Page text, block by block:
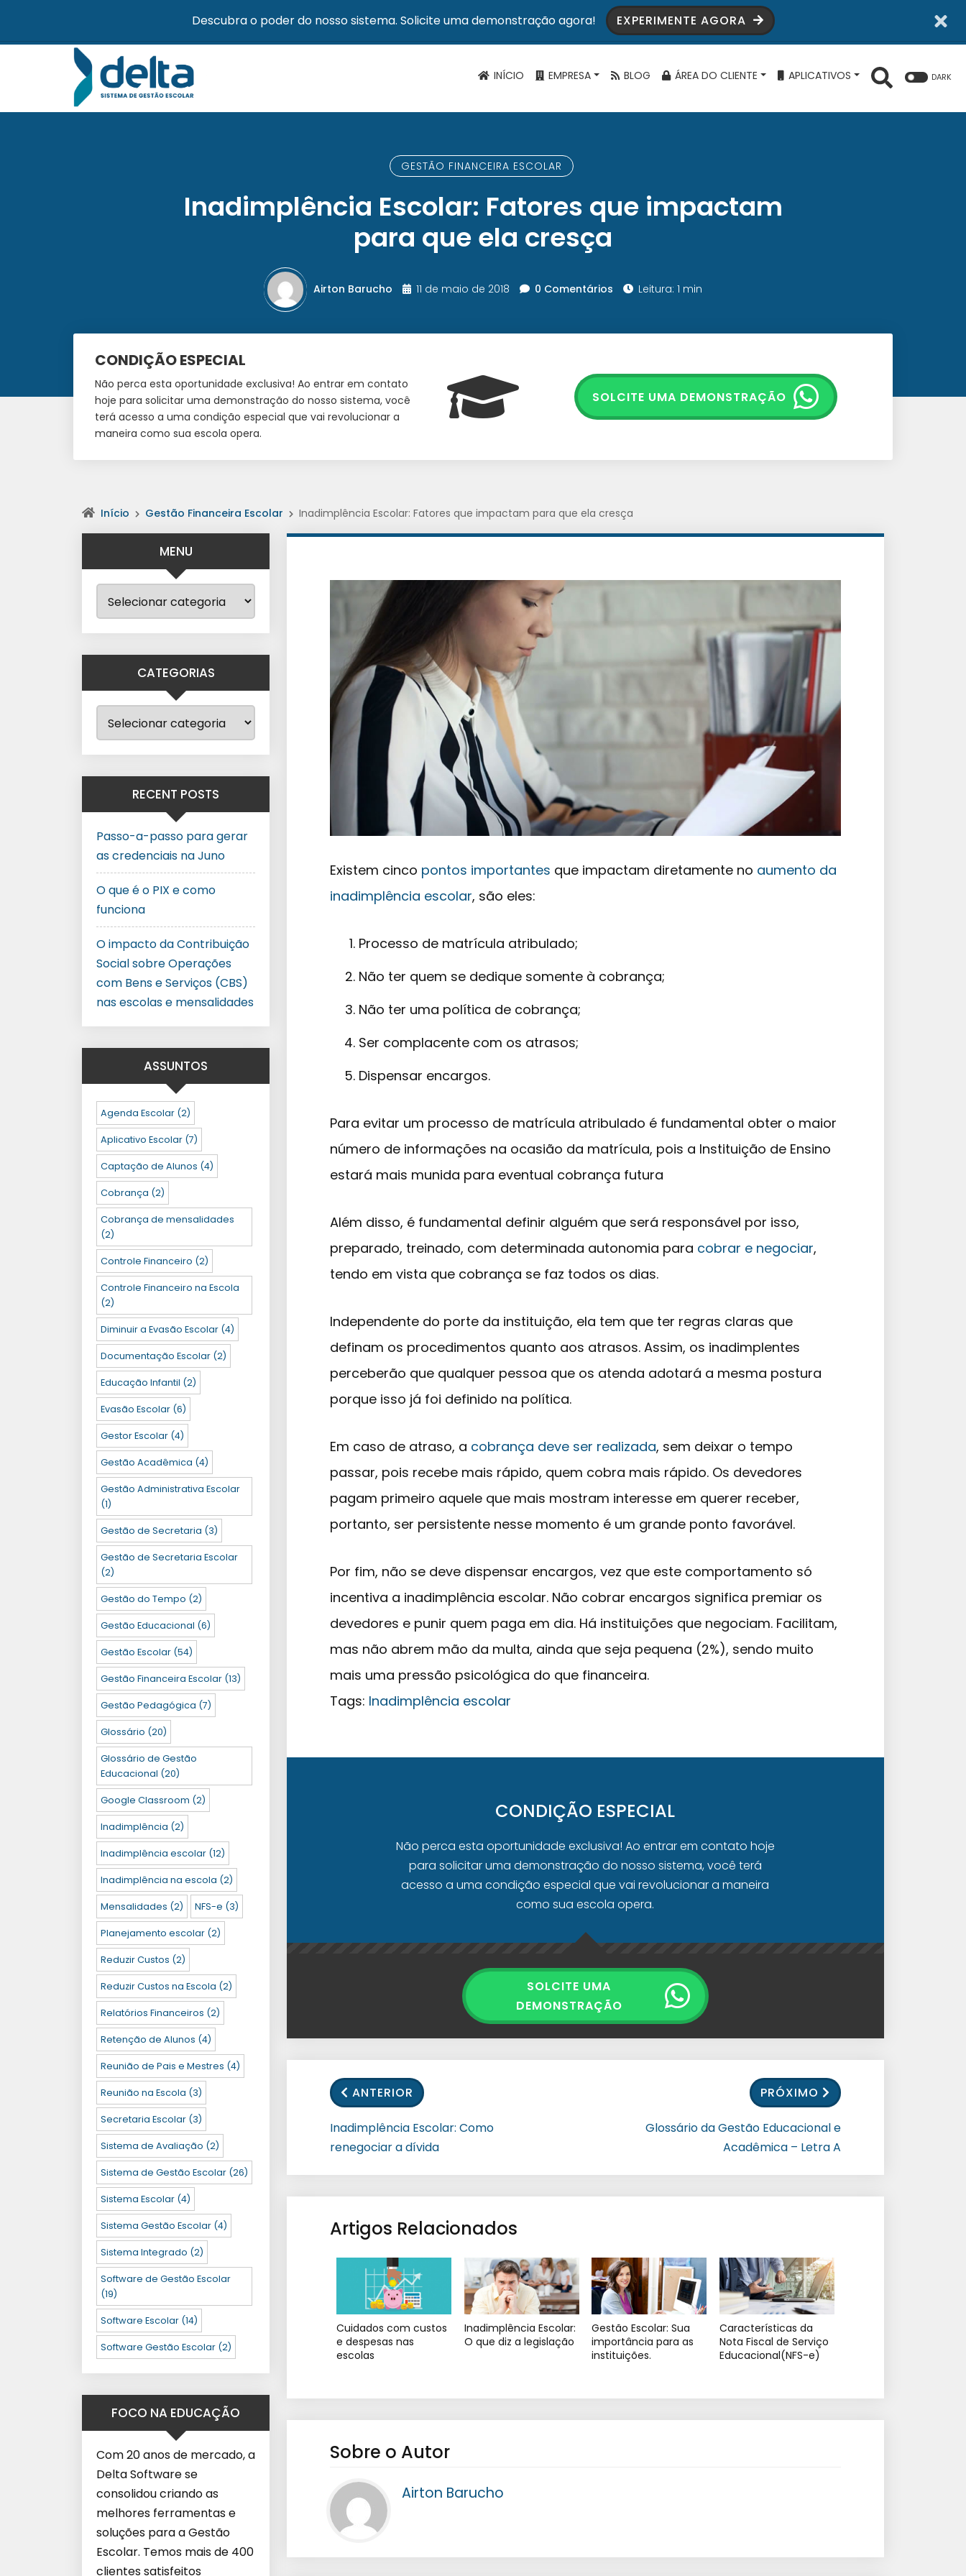
Descubra o poder do nosso sistema. Solicite uma demonstração agora! EXPERIMENTE AGORA
INÍCIO EMPRESA BLOG ÁREA DO CLIENTE APLICATIVOS DARK
GESTÃO FINANCEIRA ESCOLAR
Inadimplência Escolar: Fatores que impactam
para que ela cresça
Airton Barucho 11 de maio de 2018 0 Comentários Leitura: 1 min
CONDIÇÃO ESPECIAL
Não perca esta oportunidade exclusiva! Ao entrar em contato
hoje para solicitar uma demonstração do nosso sistema, você
terá acesso a uma condição especial que vai revolucionar a
maneira como sua escola opera.
SOLCITE UMA DEMONSTRAÇÃO
Início Gestão Financeira Escolar Inadimplência Escolar: Fatores que impactam para que ela cresça
Existem cinco pontos importantes que impactam diretamente no aumento da
inadimplência escolar, são eles:
Processo de matrícula atribulado;
Não ter quem se dedique somente à cobrança;
Não ter uma política de cobrança;
Ser complacente com os atrasos;
Dispensar encargos.
Para evitar um processo de matrícula atribulado é fundamental obter o maior
número de informações na ocasião da matrícula, pois a Instituição de Ensino
estará mais munida para eventual cobrança futura
Além disso, é fundamental definir alguém que será responsável por isso,
preparado, treinado, com determinada autonomia para cobrar e negociar,
tendo em vista que cobrança se faz todos os dias.
Independente do porte da instituição, ela tem que ter regras claras que
definam os procedimentos quanto aos atrasos. Assim, os inadimplentes
perceberão que qualquer pessoa que os atenda adotará a mesma postura
porque isso já foi definido na política.
Em caso de atraso, a cobrança deve ser realizada, sem deixar o tempo
passar, pois recebe mais rápido, quem cobra mais rápido. Os devedores
pagam primeiro aquele que mais mostram interesse em querer receber,
portanto, ser persistente nesse momento é um grande ponto favorável.
Por fim, não se deve dispensar encargos, vez que este comportamento só
incentiva a inadimplência escolar. Não cobrar encargos significa premiar os
devedores e punir quem paga em dia. Há instituições que negociam. Facilitam,
mas não abrem mão da multa, ainda que seja pequena (2%), sendo muito
mais uma pressão psicológica do que financeira.
Tags: Inadimplência escolar
CONDIÇÃO ESPECIAL
Não perca esta oportunidade exclusiva! Ao entrar em contato hoje
para solicitar uma demonstração do nosso sistema, você terá
acesso a uma condição especial que vai revolucionar a maneira
como sua escola opera.
SOLCITE UMA
DEMONSTRAÇÃO
ANTERIOR
Inadimplência Escolar: Como
renegociar a dívida
PRÓXIMO
Glossário da Gestão Educacional e
Acadêmica – Letra A
Artigos Relacionados
Cuidados com custos
e despesas nas
escolas
Inadimplência Escolar:
O que diz a legislação
Gestão Escolar: Sua
importância para as
instituições.
Características da
Nota Fiscal de Serviço
Educacional(NFS-e)
Sobre o Autor
Airton Barucho
MENU
CATEGORIAS
RECENT POSTS
Passo-a-passo para gerar
as credenciais na Juno
O que é o PIX e como
funciona
O impacto da Contribuição
Social sobre Operações
com Bens e Serviços (CBS)
nas escolas e mensalidades
ASSUNTOS
Agenda Escolar (2)
Aplicativo Escolar (7)
Captação de Alunos (4)
Cobrança (2)
Cobrança de mensalidades
(2)
Controle Financeiro (2)
Controle Financeiro na Escola
(2)
Diminuir a Evasão Escolar (4)
Documentação Escolar (2)
Educação Infantil (2)
Evasão Escolar (6)
Gestor Escolar (4)
Gestão Acadêmica (4)
Gestão Administrativa Escolar
(1)
Gestão de Secretaria (3)
Gestão de Secretaria Escolar
(2)
Gestão do Tempo (2)
Gestão Educacional (6)
Gestão Escolar (54)
Gestão Financeira Escolar (13)
Gestão Pedagógica (7)
Glossário (20)
Glossário de Gestão
Educacional (20)
Google Classroom (2)
Inadimplência (2)
Inadimplência escolar (12)
Inadimplência na escola (2)
Mensalidades (2) NFS-e (3)
Planejamento escolar (2)
Reduzir Custos (2)
Reduzir Custos na Escola (2)
Relatórios Financeiros (2)
Retenção de Alunos (4)
Reunião de Pais e Mestres (4)
Reunião na Escola (3)
Secretaria Escolar (3)
Sistema de Avaliação (2)
Sistema de Gestão Escolar (26)
Sistema Escolar (4)
Sistema Gestão Escolar (4)
Sistema Integrado (2)
Software de Gestão Escolar
(19)
Software Escolar (14)
Software Gestão Escolar (2)
FOCO NA EDUCAÇÃO
Com 20 anos de mercado, a
Delta Software se
consolidou criando as
melhores ferramentas e
soluções para a Gestão
Escolar. Temos mais de 400
clientes satisfeitos